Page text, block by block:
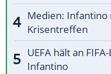
Medien: Infantino
Krisentreffen
UEFA hält an
Infantino